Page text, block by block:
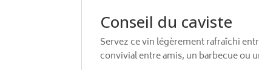
Conseil du caviste
Servez ce vin légèrement rafraîchi
convivial entre amis, un barbecue ou